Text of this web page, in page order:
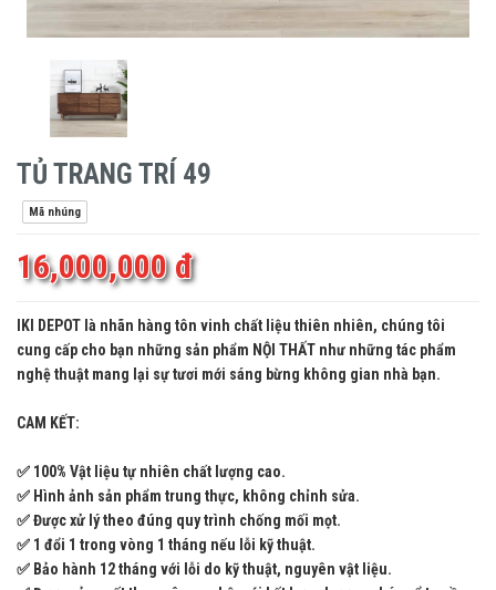
TỦ TRANG TRÍ 49
Mã nhúng
16,000,000 đ
IKI DEPOT là nhãn hàng tôn vinh chất liệu thiên nhiên, chúng tôi
cung cấp cho bạn những sản phẩm NỘI THẤT như những tác phẩm
nghệ thuật mang lại sự tươi mới sáng bừng không gian nhà bạn.
CAM KẾT:
✅ 100% Vật liệu tự nhiên chất lượng cao.
✅ Hình ảnh sản phẩm trung thực, không chỉnh sửa.
✅ Được xử lý theo đúng quy trình chống mối mọt.
✅ 1 đổi 1 trong vòng 1 tháng nếu lỗi kỹ thuật.
✅ Bảo hành 12 tháng với lỗi do kỹ thuật, nguyên vật liệu.